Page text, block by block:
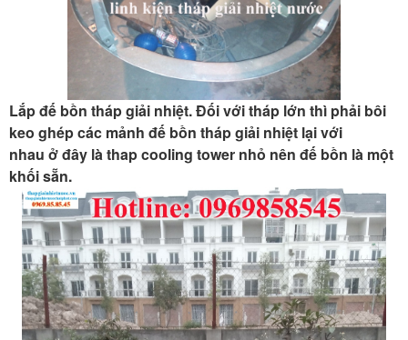
Lắp đế bồn tháp giải nhiệt. Đối với tháp lớn thì phải bôi
keo ghép các mảnh đế bồn tháp giải nhiệt lại với
nhau ở đây là thap cooling tower nhỏ nên đế bồn là một
khối sẵn.